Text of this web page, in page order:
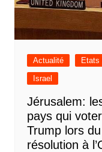
Actualité Etats
Israel
Jérusalem:
pays qui
Trump lors
résolution à